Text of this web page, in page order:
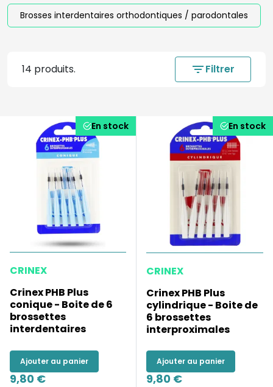
Brosses interdentaires orthodontiques / parodontales
14 produits. filter_listFiltrer
En stock
CRINEX
Crinex PHB Plus
conique - Boite de 6
brossettes
interdentaires
Ajouter au panier
9,80 €
En stock
CRINEX
Crinex PHB Plus
cylindrique - Boite de
6 brossettes
interproximales
Ajouter au panier
9,80 €